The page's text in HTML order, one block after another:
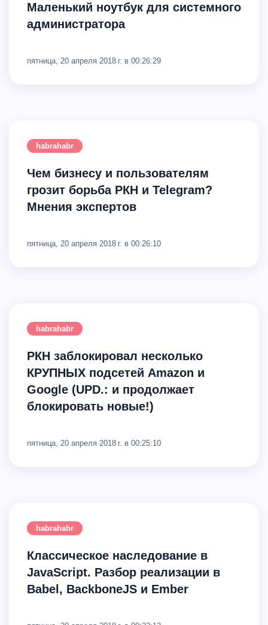
Маленький ноутбук для системного
администратора
пятница, 20 апреля 2018 г. в 00:26:29
habrahabr
Чем бизнесу и пользователям
грозит борьба РКН и Telegram?
Мнения экспертов
пятница, 20 апреля 2018 г. в 00:26:10
habrahabr
РКН заблокировал несколько
КРУПНЫХ подсетей Amazon и
Google (UPD.: и продолжает
блокировать новые!)
пятница, 20 апреля 2018 г. в 00:25:10
habrahabr
Классическое наследование в
JavaScript. Разбор реализации в
Babel, BackboneJS и Ember